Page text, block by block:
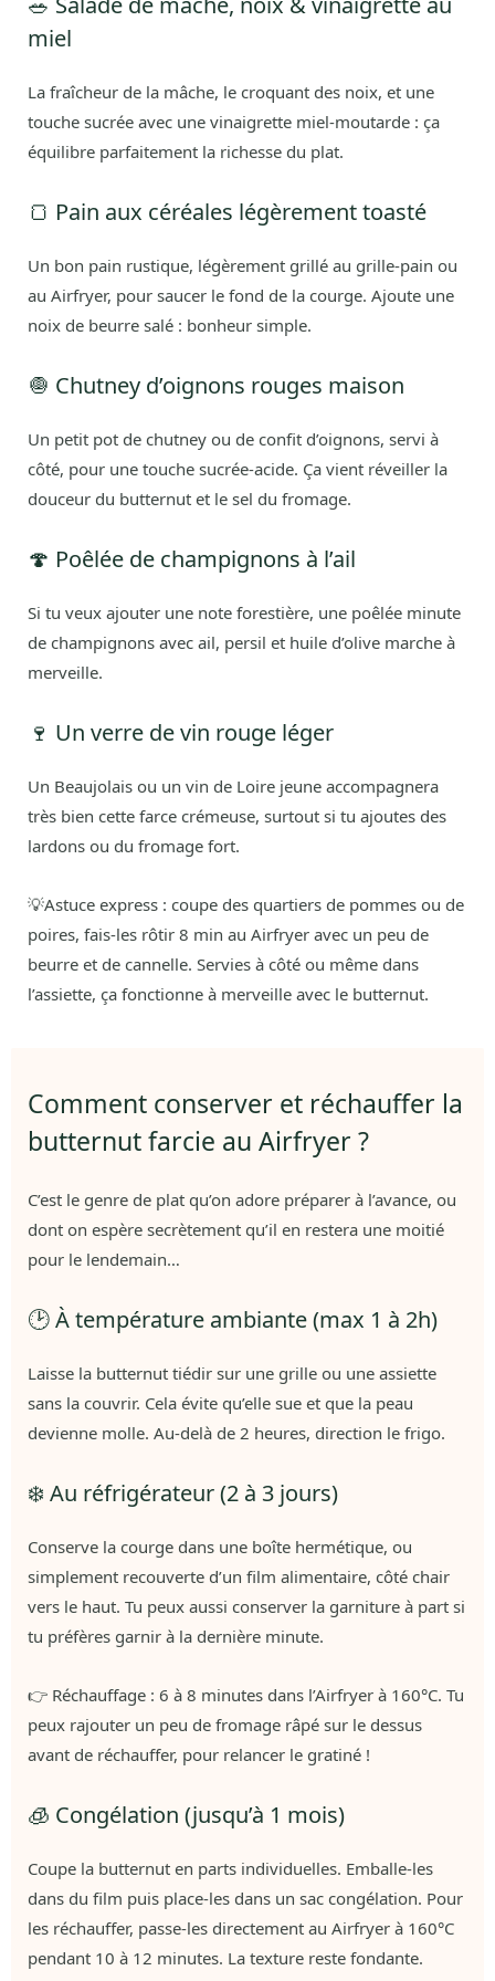
miel
La fraîcheur de la mâche, le croquant des noix, et une
touche sucrée avec une vinaigrette miel-moutarde : ça
équilibre parfaitement la richesse du plat.
🍞 Pain aux céréales légèrement toasté
Un bon pain rustique, légèrement grillé au grille-pain ou
au Airfryer, pour saucer le fond de la courge. Ajoute une
noix de beurre salé : bonheur simple.
🧅 Chutney d’oignons rouges maison
Un petit pot de chutney ou de confit d’oignons, servi à
côté, pour une touche sucrée-acide. Ça vient réveiller la
douceur du butternut et le sel du fromage.
🍄 Poêlée de champignons à l’ail
Si tu veux ajouter une note forestière, une poêlée minute
de champignons avec ail, persil et huile d’olive marche à
merveille.
🍷 Un verre de vin rouge léger
Un Beaujolais ou un vin de Loire jeune accompagnera
très bien cette farce crémeuse, surtout si tu ajoutes des
lardons ou du fromage fort.
💡Astuce express : coupe des quartiers de pommes ou de
poires, fais-les rôtir 8 min au Airfryer avec un peu de
beurre et de cannelle. Servies à côté ou même dans
l’assiette, ça fonctionne à merveille avec le butternut.
Comment conserver et réchauffer la
butternut farcie au Airfryer ?
C’est le genre de plat qu’on adore préparer à l’avance, ou
dont on espère secrètement qu’il en restera une moitié
pour le lendemain…
🕑 À température ambiante (max 1 à 2h)
Laisse la butternut tiédir sur une grille ou une assiette
sans la couvrir. Cela évite qu’elle sue et que la peau
devienne molle. Au-delà de 2 heures, direction le frigo.
❄️ Au réfrigérateur (2 à 3 jours)
Conserve la courge dans une boîte hermétique, ou
simplement recouverte d’un film alimentaire, côté chair
vers le haut. Tu peux aussi conserver la garniture à part si
tu préfères garnir à la dernière minute.
👉 Réchauffage : 6 à 8 minutes dans l’Airfryer à 160°C. Tu
peux rajouter un peu de fromage râpé sur le dessus
avant de réchauffer, pour relancer le gratiné !
🧊 Congélation (jusqu’à 1 mois)
Coupe la butternut en parts individuelles. Emballe-les
dans du film puis place-les dans un sac congélation. Pour
les réchauffer, passe-les directement au Airfryer à 160°C
pendant 10 à 12 minutes. La texture reste fondante.